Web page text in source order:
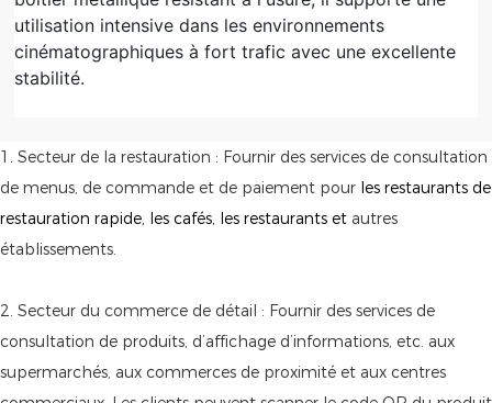
utilisation intensive dans les environnements
cinématographiques à fort trafic avec une excellente
stabilité.
1. Secteur de la restauration : Fournir des services de consultation
de menus, de commande et de paiement pour les restaurants de
restauration rapide, les cafés, les restaurants et autres
établissements.
2. Secteur du commerce de détail : Fournir des services de
consultation de produits, d’affichage d’informations, etc. aux
supermarchés, aux commerces de proximité et aux centres